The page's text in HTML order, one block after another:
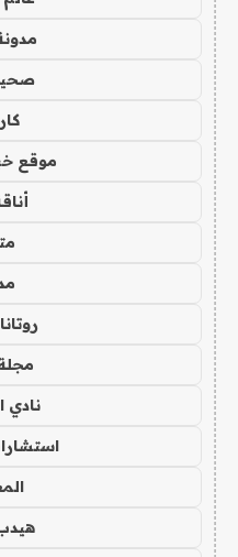
موقع
مجلة
نادي